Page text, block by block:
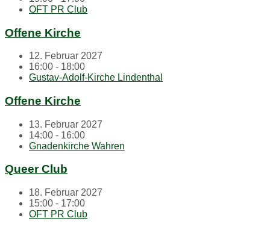
OFT PR Club
Offene Kirche
12. Februar 2027
16:00 - 18:00
Gustav-Adolf-Kirche Lindenthal
Offene Kirche
13. Februar 2027
14:00 - 16:00
Gnadenkirche Wahren
Queer Club
18. Februar 2027
15:00 - 17:00
OFT PR Club